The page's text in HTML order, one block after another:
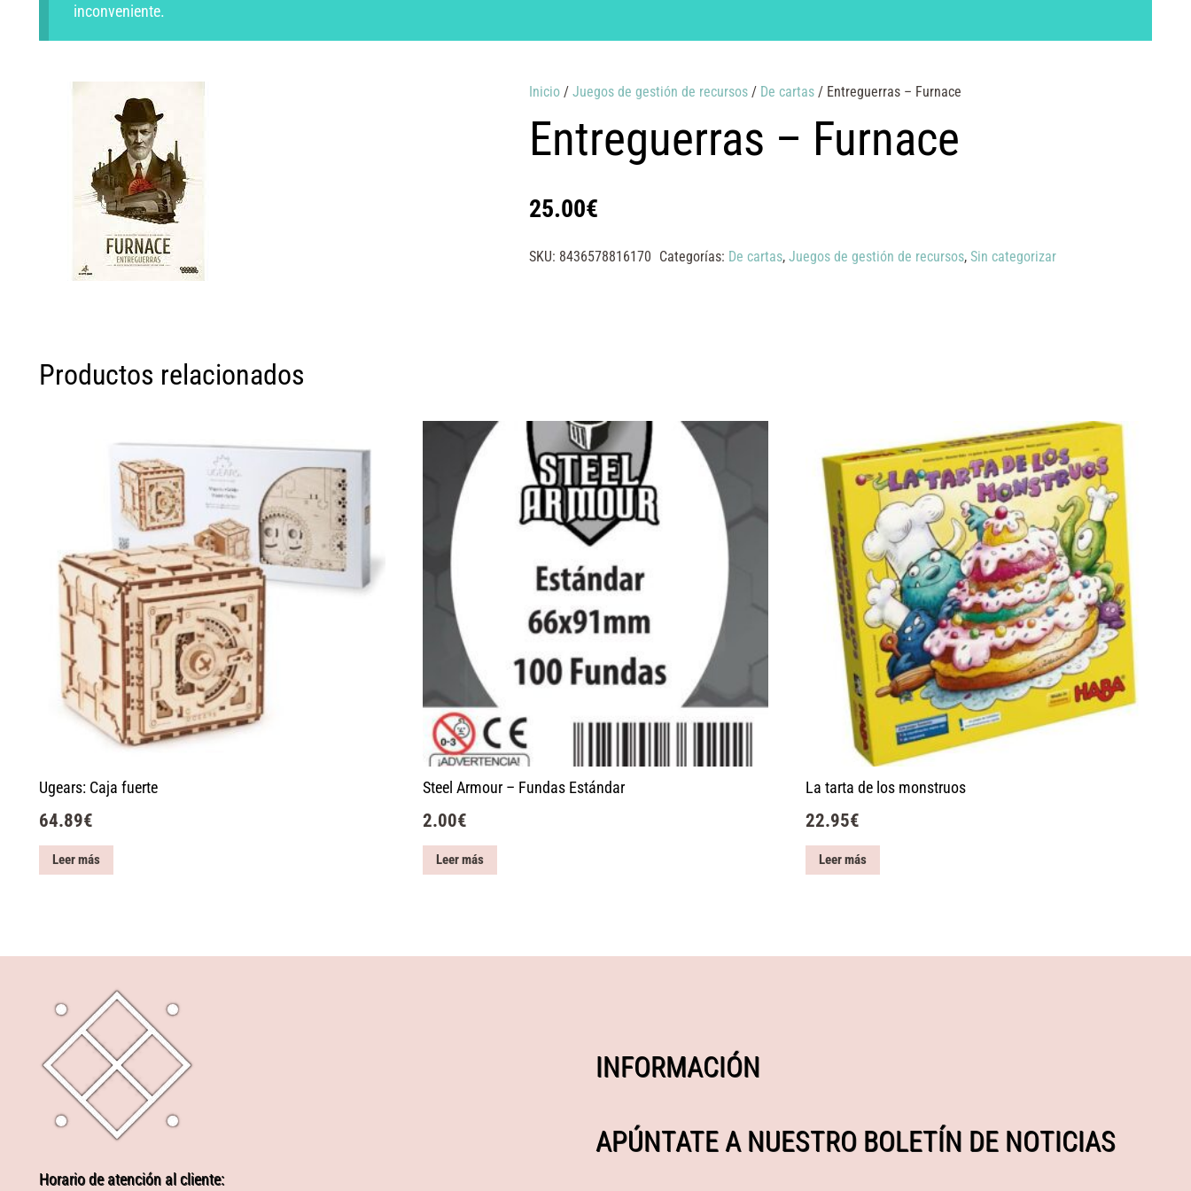
inconveniente.
Inicio/ Juegos de gestión de recursos/ De cartas/ Entreguerras – Furnace
Entreguerras – Furnace
25.00€
SKU: 8436578816170 Categorías: De cartas, Juegos de gestión de recursos, Sin categorizar
Productos relacionados
Ugears: Caja fuerte
64.89€
Leer más
Steel Armour – Fundas Estándar
2.00€
Leer más
La tarta de los monstruos
22.95€
Leer más
Horario de atención al cliente:
INFORMACIÓN
APÚNTATE A NUESTRO BOLETÍN DE NOTICIAS